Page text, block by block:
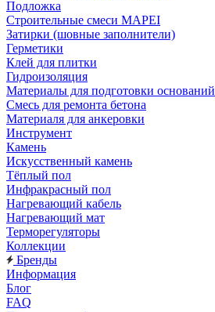
Подложка
Строительные смеси MAPEI
Затирки (шовные заполнители)
Герметики
Клей для плитки
Гидроизоляция
Материалы для подготовки оснований
Смесь для ремонта бетона
Материаля для анкеровки
Инструмент
Камень
Искусственный камень
Тёплый пол
Инфракрасный пол
Нагревающий кабель
Нагревающий мат
Терморегуляторы
Коллекции
Бренды
Информация
Блог
FAQ